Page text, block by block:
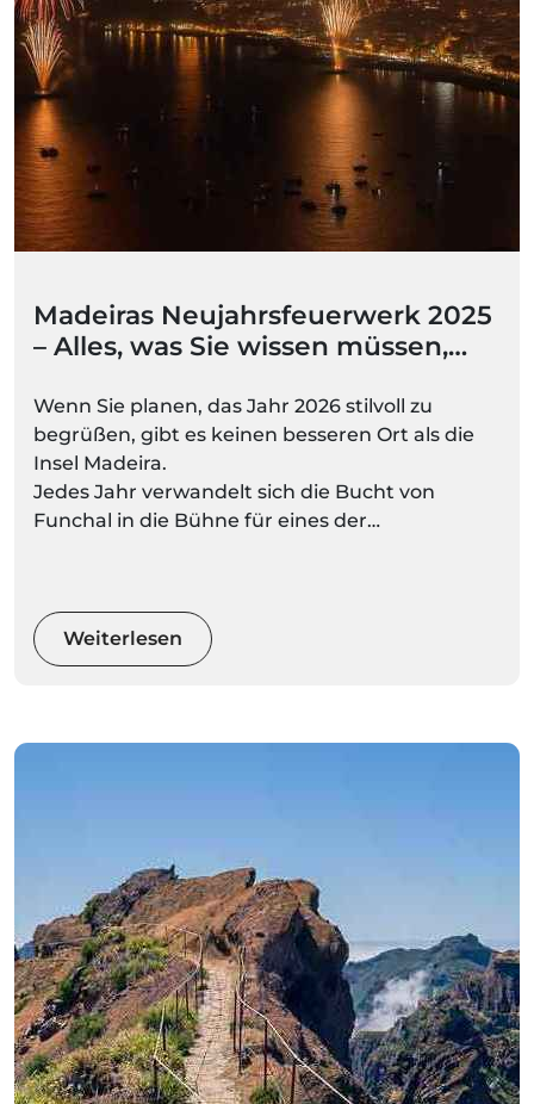
Madeiras Neujahrsfeuerwerk 2025
– Alles, was Sie wissen müssen,
Wenn Sie planen, das Jahr 2026 stilvoll zu
begrüßen, gibt es keinen besseren Ort als die
Insel Madeira.
Jedes Jahr verwandelt sich die Bucht von
Funchal in die Bühne für eines der
Rekorde verzeichnet ist.
Von privaten Yachten und Katamaranen bis zu
Aussichtspunkten und Uferpromenaden –
Weiterlesen